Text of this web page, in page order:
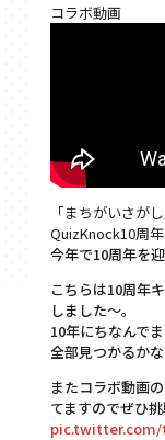
コラボ動画
「まちがいさが
QuizKnock10周
今年で10周年を
こちらは10周年
しました～。
10年にちなんで
全部見つかるかな
またコラボ動画
てますのでぜひ
pic.twitter.com/